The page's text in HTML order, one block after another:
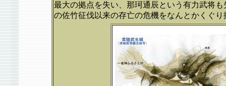
最大の拠点を失い、那珂通辰という有力武将
の佐竹征伐以来の存亡の危機をなんとかくぐ